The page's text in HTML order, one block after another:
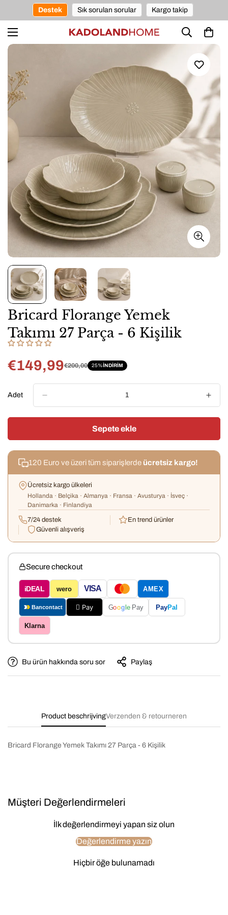
Destek Sık sorulan sorular Kargo takip
Bricard Florange Yemek
Takımı 27 Parça - 6 Kişilik
Satış
€149,99
Normal
€200,00 25%INDIRIM
Adet
Sepete ekle
120 Euro ve üzeri tüm siparişlerde ücretsiz kargo!
Ücretsiz kargo ülkeleri
Hollanda · Belçika · Almanya · Fransa · Avusturya · İsveç ·
Danimarka · Finlandiya
7/24 destek
En trend ürünler
Güvenli alışveriş
Secure checkout
iDEAL wero VISA AMEX
Bancontact  Pay Goog le Pay PayPal
Klarna
Bu ürün hakkında soru sor Paylaş
Product beschrijvingVerzenden & retourneren
Bricard Florange Yemek Takımı 27 Parça - 6 Kişilik
Müşteri Değerlendirmeleri
İlk değerlendirmeyi yapan siz olun
Değerlendirme yazın
Hiçbir öğe bulunamadı